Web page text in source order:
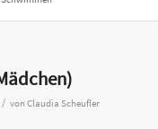
/ von Claudia Scheufler